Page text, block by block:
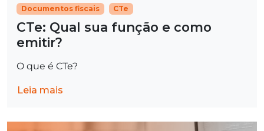
Documentos fiscais CTe
CTe: Qual sua função e como
emitir?
O que é CTe?
Leia mais